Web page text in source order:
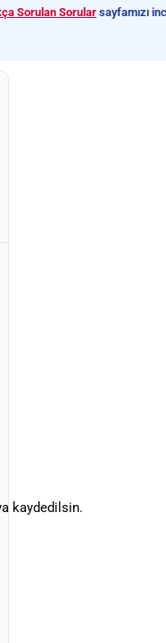
Sorulan Sorular sayfamızı
kaydedilsin.